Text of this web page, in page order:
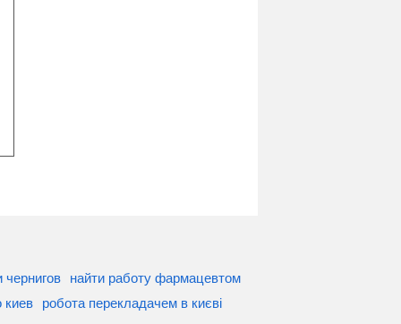
чернигов
найти работу фармацевтом
киев
робота перекладачем в києві